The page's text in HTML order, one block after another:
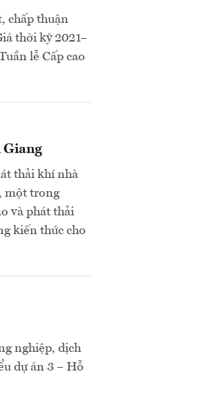
chấp thuận
thời kỳ 2021–
lễ Cấp cao
Giang
thải khí nhà
một trong
và phát thải
kiến thức cho
nghiệp, dịch
dự án 3 – Hỗ